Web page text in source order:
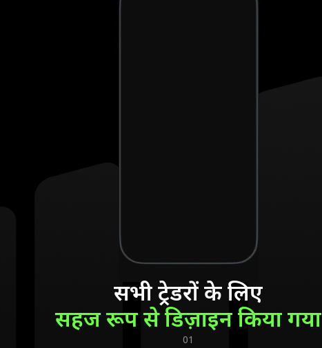
सभी ट्रेडरों के लिए
सहज रूप से डिज़ाइन किया गया
01